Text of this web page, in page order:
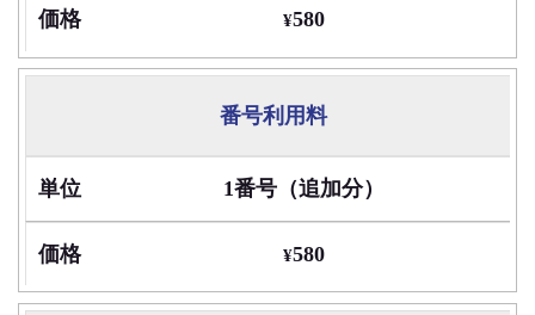
位
¥580
番号利用料
1番号（追加分）
¥580